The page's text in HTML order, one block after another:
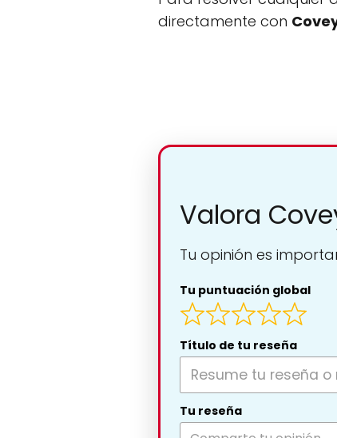
directamente con
Valora
Tu opinión es
Tu puntuación global
Título de tu reseña
Tu reseña